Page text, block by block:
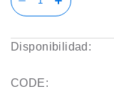
Disponibilidad:
CODE: